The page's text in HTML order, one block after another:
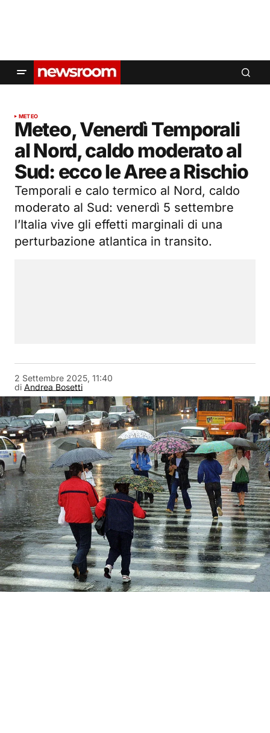
METEO
Meteo, Venerdì Temporali
al Nord, caldo moderato al
Sud: ecco le Aree a Rischio
Temporali e calo termico al Nord, caldo
moderato al Sud: venerdì 5 settembre
l’Italia vive gli effetti marginali di una
perturbazione atlantica in transito.
di Andrea Bosetti
2 Settembre 2025, 11:40